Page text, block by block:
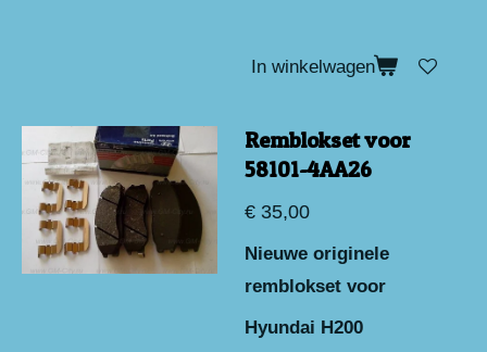
In winkelwagen
Remblokset voor
58101-4AA26
€ 35,00
Nieuwe originele
remblokset voor
Hyundai H200